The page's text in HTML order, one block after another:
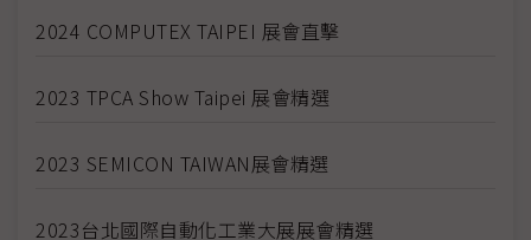
2024 COMPUTEX TAIPEI 展會直擊
2023 TPCA Show Taipei 展會精選
2023 SEMICON TAIWAN展會精選
2023台北國際自動化工業大展展會精選